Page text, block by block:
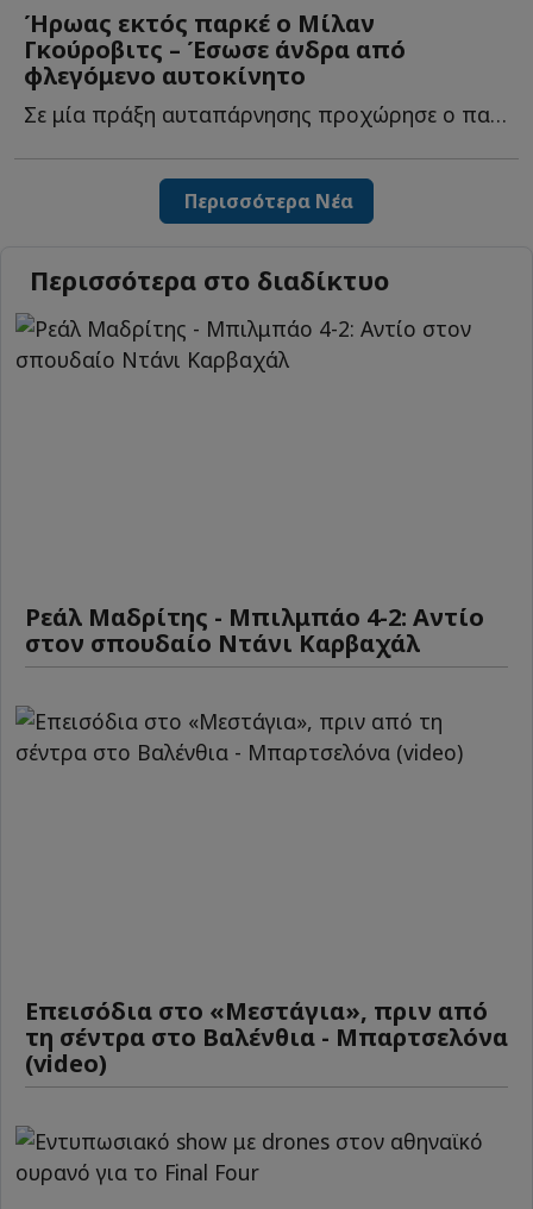
Ήρωας εκτός παρκέ ο Μίλαν
Γκούροβιτς – Έσωσε άνδρα από
φλεγόμενο αυτοκίνητο
Σε μία πράξη αυταπάρνησης προχώρησε ο παλαίμαχος άσος τ...
Περισσότερα Νέα
Περισσότερα στο διαδίκτυο
Ρεάλ Μαδρίτης - Μπιλμπάο 4-2: Αντίο
στον σπουδαίο Ντάνι Καρβαχάλ
Επεισόδια στο «Μεστάγια», πριν από
τη σέντρα στο Βαλένθια - Μπαρτσελόνα
(video)